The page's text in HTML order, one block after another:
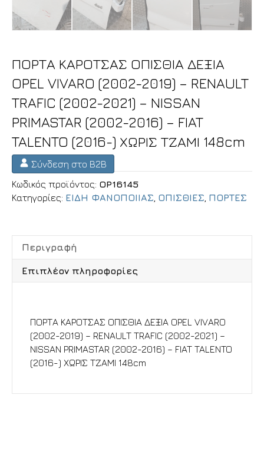
ΠΟΡΤΑ ΚΑΡΟΤΣΑΣ ΟΠΙΣΘΙΑ ΔΕΞΙΑ
OPEL VIVARO (2002-2019) – RENAULT
TRAFIC (2002-2021) – NISSAN
PRIMASTAR (2002-2016) – FIAT
TALENTO (2016-) ΧΩΡΙΣ ΤΖΑΜΙ 148cm
Σύνδεση στο B2B
Κωδικός προϊόντος: OP16145
Κατηγορίες: ΕΙΔΗ ΦΑΝΟΠΟΙΙΑΣ ΟΠΙΣΘΙΕΣ ΠΟΡΤΕΣ
Περιγραφή
Επιπλέον πληροφορίες
ΠΟΡΤΑ ΚΑΡΟΤΣΑΣ ΟΠΙΣΘΙΑ ΔΕΞΙΑ OPEL VIVARO
(2002-2019) – RENAULT TRAFIC (2002-2021) –
NISSAN PRIMASTAR (2002-2016) – FIAT TALENTO
(2016-) ΧΩΡΙΣ ΤΖΑΜΙ 148cm